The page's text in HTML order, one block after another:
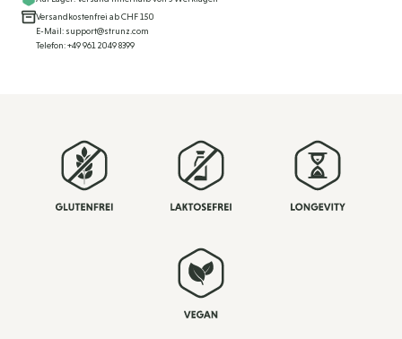
Versandkostenfrei ab CHF 150
E-Mail: support@strunz.com
Telefon: +49 961 2049 8399